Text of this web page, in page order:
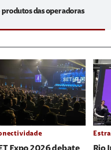
das operadoras